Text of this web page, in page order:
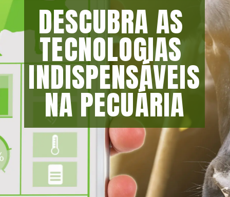
DESCUBRA AS
TECNOLOGIAS
INDISPENSÁVEIS
NA PECUÁRIA